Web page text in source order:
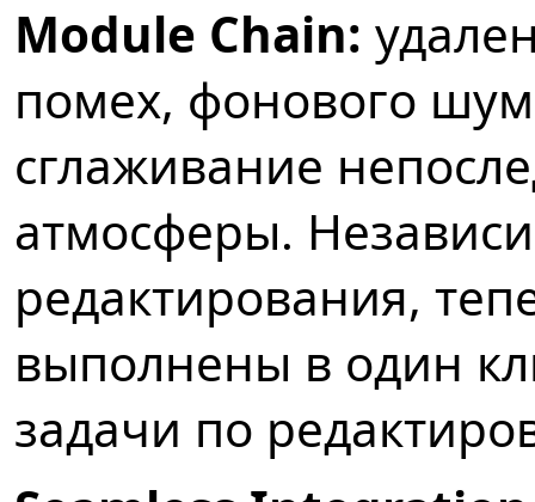
Module Chain:
помех, фонового
сглаживание
атмосферы.
редактирования,
выполнены в один
задачи по